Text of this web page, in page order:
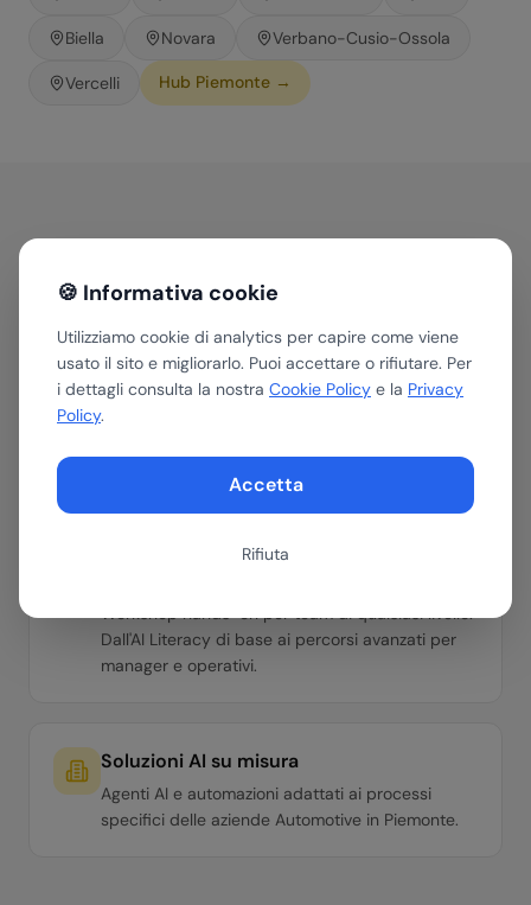
🍪 Informativa cookie
Utilizziamo cookie di analytics per capire come viene
usato il sito e migliorarlo. Puoi accettare o rifiutare. Per
i dettagli consulta la nostra Cookie Policy e la Privacy
Policy.
Accetta
Rifiuta
Biella Novara Verbano-Cusio-Ossola
Vercelli Hub Piemonte →
delAutomotive
Assessment AI
nella tua azienda del settore Automotive.
Roadmap con ROI stimato in 30 minuti.
Workshop hands-on per team di qualsiasi livello.
Dall'AI Literacy di base ai percorsi avanzati per
manager e operativi.
Soluzioni AI su misura
Agenti AI e automazioni adattati ai processi
specifici delle aziende Automotive in Piemonte.